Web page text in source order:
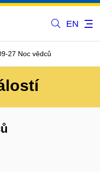
EN
27 Noc vědců